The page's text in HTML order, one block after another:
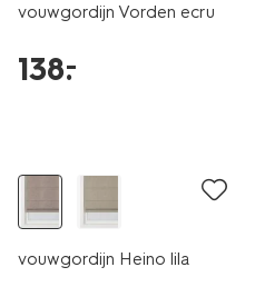
vouwgordijn Vorden ecru
138.
–
vouwgordijn Heino lila